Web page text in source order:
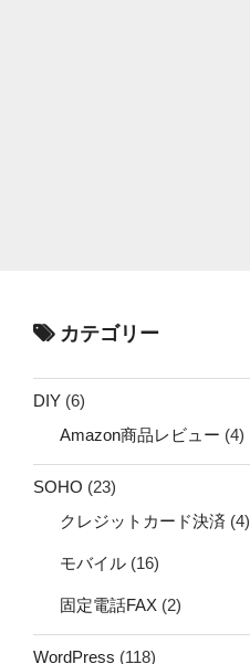
カテゴリー
DIY (6)
Amazon商品レビュー (4)
SOHO (23)
クレジットカード決済 (4)
モバイル (16)
固定電話FAX (2)
WordPress (118)